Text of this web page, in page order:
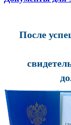
После